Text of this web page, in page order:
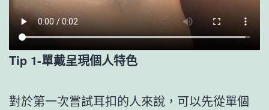
Tip 1-單戴呈現個人特色
對於第一次嘗試耳扣的人來說，可以先從單個